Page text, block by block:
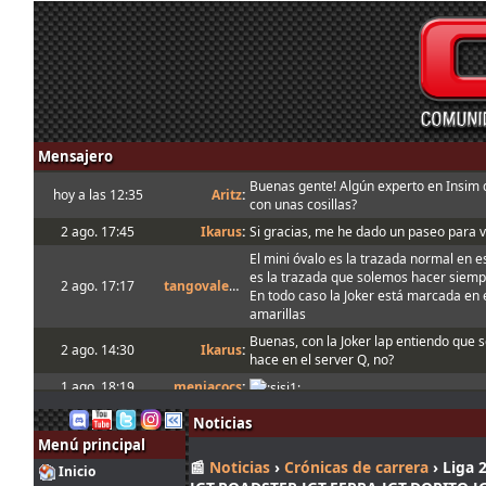
Mensajero
hoy a las 12:35 Aritz: Buenas gente! Algún experto en Insim
con unas cosillas?
2 ago. 17:45
Ikarus: Si gracias, me he dado un paseo para
2 ago. 17:17 tangovalens
El mini óvalo es la trazada normal en
es la trazada que solemos hacer
En todo caso la Joker está marcada
amarillas
2 ago. 14:30
Ikarus: Buenas, con la Joker lap entiendo que
hace en el server Q, no?
1 ago. 18:19
menjacocs:
1 ago. 7:07
tangovalens :"A fondo o a casa"
31 jul. 14:13
johneysvk: Spambot in forum
31 jul. 12:40
camtawn: Menjacocs, ten agallas y T1 ; *en ; Y
Menú principal
Inicio
Noticias
📰 Noticias › Crónicas de carrera › Liga